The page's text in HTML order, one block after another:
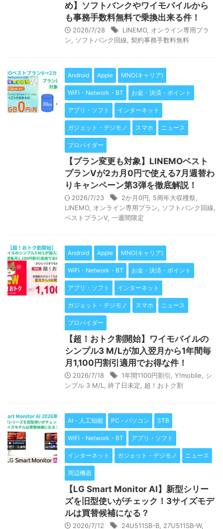
め】ソフトバンクやワイモバイルから
も事務手数料無料で乗換出来る件！
2026/7/28 LINEMO オンライン専用プラ
ン
ソフトバンク回線 契約事務手数料無料
Android Apple MNO(キャリア)
WiFi・Network・BT お金・決済・ポイント
アプリ・ソフト インターネット
ガジェット・デジモノ スマホ ニュース
プロバイダー
【プラン変更も対象】LINEMOベスト
プランVが2カ月0円で使える7月週替わ
りキャンペーン第3弾を徹底解説！
2026/7/23 2か月0円 5周年大収穫祭
LINEMO オンライン専用プラン ソフトバンク回線
ベストプランV, 一週間限定
Android Apple MNO(キャリア)
WiFi・Network・BT お金・決済・ポイント
アプリ・ソフト インターネット
ガジェット・デジモノ スマホ ニュース
プロバイダー
【超！おトク割開始】ワイモバイルの
シンプル3 M/Lが加入翌月から1年間毎
月1,100円割引適用でお得な件！
2026/7/18 1年間1100円割引 Y!mobile
シ
ンプル 3 M/L
終了日未定 超！おトク割
AI・人工知能 PC・パソコン STB
WiFi・Network・BT アプリ・ソフト
インターネット ガジェット・デジモノ ニュース
周辺機器
【LG Smart Monitor AI】新型シリー
ズを旧型使いがチェック！3サイズモデ
ルは買替候補になる？
2026/7/12 24U511SB-B 27U511SB-W,